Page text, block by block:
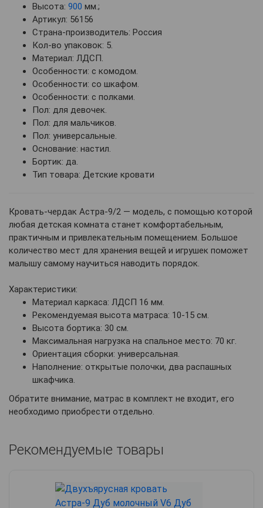
Высота: 900 мм.;
Артикул: 56156
Страна-производитель: Россия
Кол-во упаковок: 5.
Материал: ЛДСП.
Особенности: с комодом.
Особенности: со шкафом.
Особенности: с полками.
Пол: для девочек.
Пол: для мальчиков.
Пол: универсальные.
Основание: настил.
Бортик: да.
Тип товара: Детские кровати
Кровать-чердак Астра-9/2 — модель, с помощью которой
любая детская комната станет комфортабельным,
практичным и привлекательным помещением. Большое
количество мест для хранения вещей и игрушек поможет
малышу самому научиться наводить порядок.
Характеристики:
Материал каркаса: ЛДСП 16 мм.
Рекомендуемая высота матраса: 10-15 см.
Высота бортика: 30 см.
Максимальная нагрузка на спальное место: 70 кг.
Ориентация сборки: универсальная.
Наполнение: открытые полочки, два распашных
шкафчика.
Обратите внимание, матрас в комплект не входит, его
необходимо приобрести отдельно.
Рекомендуемые товары